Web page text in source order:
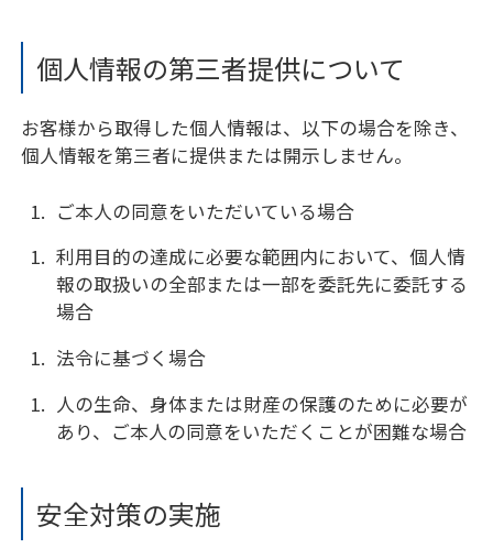
個人情報の第三者提供について
お客様から取得した個人情報は、以下の場合を除き、
個人情報を第三者に提供または開示しません。
ご本人の同意をいただいている場合
利用目的の達成に必要な範囲内において、個人情
報の取扱いの全部または一部を委託先に委託する
場合
法令に基づく場合
人の生命、身体または財産の保護のために必要が
あり、ご本人の同意をいただくことが困難な場合
安全対策の実施